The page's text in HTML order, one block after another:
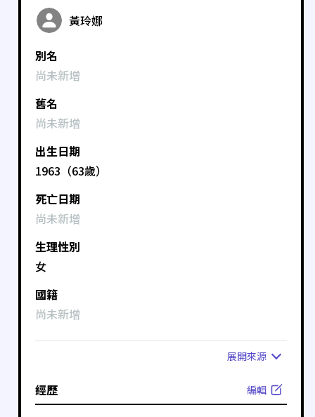
黃玲娜
別名
尚未新增
舊名
尚未新增
出生日期
1963（63歲）
死亡日期
尚未新增
生理性別
女
國籍
尚未新增
展開來源
經歷 編輯